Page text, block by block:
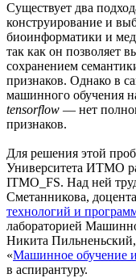
Существует два
конструирование и
биоинформатики и
так как он позволяет
сохранением
признаков. Однако в
машинного обучения
tensorflow — нет
признаков.
Для решения этой
Университета ИТМО
ITMO_FS. Над ней
Сметанникова, доцента
технологий и
лабораторией
Никита
«Машинное обучение
в аспирантуру.